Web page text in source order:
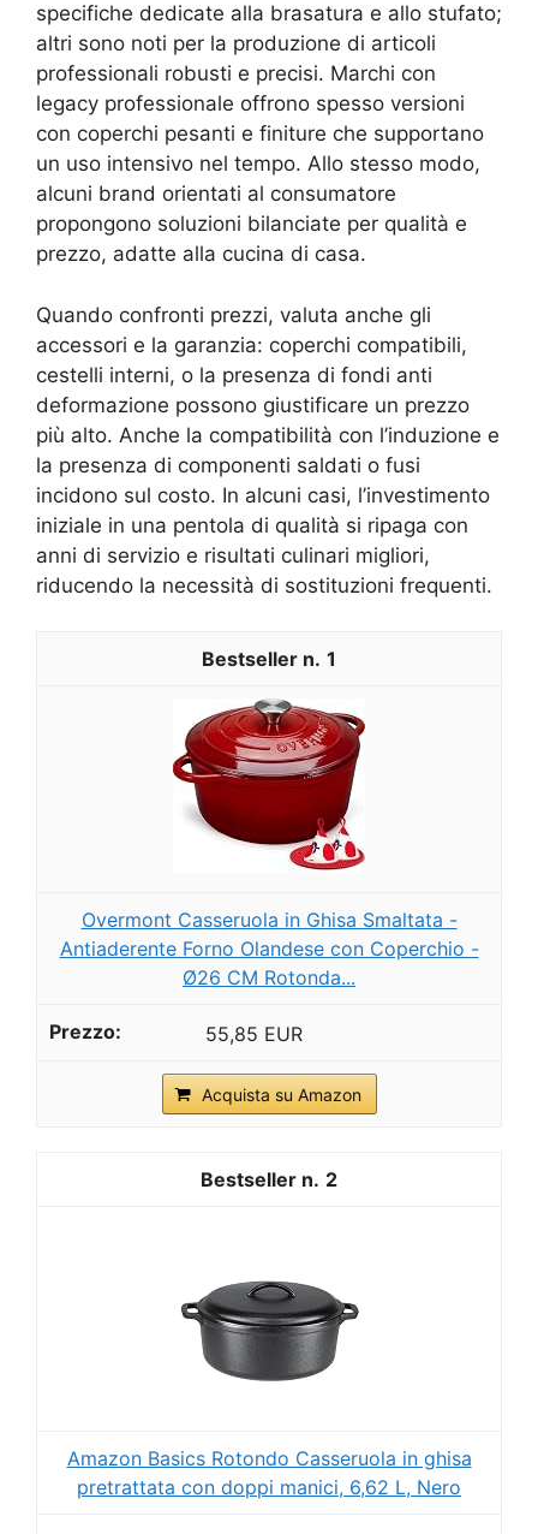
specifiche dedicate alla brasatura e allo stufato;
altri sono noti per la produzione di articoli
professionali robusti e precisi. Marchi con
legacy professionale offrono spesso versioni
con coperchi pesanti e finiture che supportano
un uso intensivo nel tempo. Allo stesso modo,
alcuni brand orientati al consumatore
propongono soluzioni bilanciate per qualità e
prezzo, adatte alla cucina di casa.
Quando confronti prezzi, valuta anche gli
accessori e la garanzia: coperchi compatibili,
cestelli interni, o la presenza di fondi anti
deformazione possono giustificare un prezzo
più alto. Anche la compatibilità con l’induzione e
la presenza di componenti saldati o fusi
incidono sul costo. In alcuni casi, l’investimento
iniziale in una pentola di qualità si ripaga con
anni di servizio e risultati culinari migliori,
riducendo la necessità di sostituzioni frequenti.
1
Overmont Casseruola in Ghisa Smaltata -
Antiaderente Forno Olandese con Coperchio -
Ø26 CM Rotonda...
55,85 EUR
Acquista su Amazon
2
Amazon Basics Rotondo Casseruola in ghisa
pretrattata con doppi manici, 6,62 L, Nero